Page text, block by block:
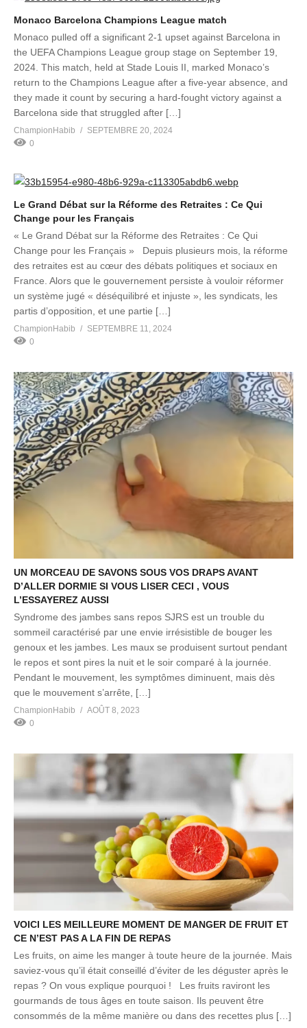
Monaco Barcelona Champions League match
Monaco pulled off a significant 2-1 upset against Barcelona in
the UEFA Champions League group stage on September 19,
2024. This match, held at Stade Louis II, marked Monaco’s
return to the Champions League after a five-year absence, and
they made it count by securing a hard-fought victory against a
Barcelona side that struggled after […]
ChampionHabib
SEPTEMBRE 20, 2024
0
Le Grand Débat sur la Réforme des Retraites : Ce Qui
Change pour les Français
« Le Grand Débat sur la Réforme des Retraites : Ce Qui
Change pour les Français » Depuis plusieurs mois, la réforme
des retraites est au cœur des débats politiques et sociaux en
France. Alors que le gouvernement persiste à vouloir réformer
un système jugé « déséquilibré et injuste », les syndicats, les
partis d’opposition, et une partie […]
ChampionHabib
SEPTEMBRE 11, 2024
0
UN MORCEAU DE SAVONS SOUS VOS DRAPS AVANT
D’ALLER DORMIE SI VOUS LISER CECI , VOUS
L’ESSAYEREZ AUSSI
Syndrome des jambes sans repos SJRS est un trouble du
sommeil caractérisé par une envie irrésistible de bouger les
genoux et les jambes. Les maux se produisent surtout pendant
le repos et sont pires la nuit et le soir comparé à la journée.
Pendant le mouvement, les symptômes diminuent, mais dès
que le mouvement s’arrête, […]
ChampionHabib
AOÛT 8, 2023
0
VOICI LES MEILLEURE MOMENT DE MANGER DE FRUIT ET
CE N’EST PAS A LA FIN DE REPAS
Les fruits, on aime les manger à toute heure de la journée. Mais
saviez-vous qu’il était conseillé d’éviter de les déguster après le
repas ? On vous explique pourquoi ! Les fruits raviront les
gourmands de tous âges en toute saison. Ils peuvent être
consommés de la même manière ou dans des recettes plus […]